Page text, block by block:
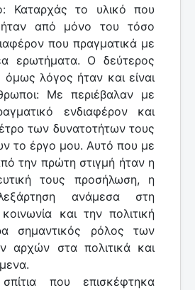
Καταρχάς το υλικό που
ήταν από μόνο του τόσο
που πραγματικά με
ερωτήματα. Ο δεύτερος
όμως λόγος ήταν και είναι
Με περιέβαλαν με
ενδιαφέρον και
των δυνατοτήτων τους
το έργο μου. Αυτό που με
την πρώτη στιγμή ήταν η
τους προσήλωση, η
ανάμεσα στη
και την πολιτική
σημαντικός ρόλος των
αρχών στα πολιτικά και
που επισκέφτηκα